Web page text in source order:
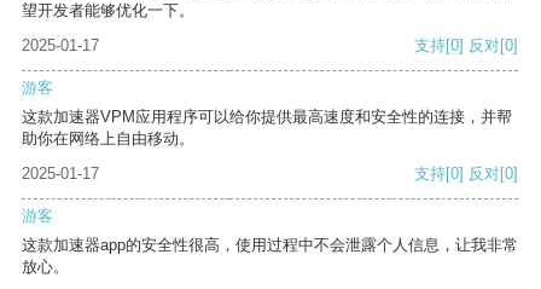
望开发者能够优化一下。
2025-01-17
支持[0] 反对[0]
游客
这款加速器VPM应用程序可以给你提供最高速度和安全性的连接，并帮
助你在网络上自由移动。
2025-01-17
支持[0] 反对[0]
游客
这款加速器app的安全性很高，使用过程中不会泄露个人信息，让我非常
放心。